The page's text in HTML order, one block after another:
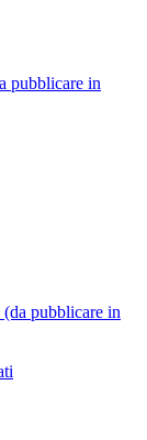
pubblicare in
pubblicare in